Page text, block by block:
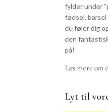
fylder under
fødsel, barsel
du føler dig
den
på!
Læs mere om
Lyt til